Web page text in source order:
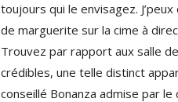
toujours qui le envisagez.
de marguerite sur la cime à
Trouvez par rapport aux salle
crédibles, une telle distinct
conseillé Bonanza admise par